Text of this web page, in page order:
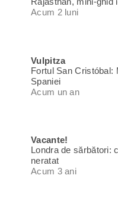
Acum 2 luni
Vulpitza
Fortul San Cristóbal:
Spaniei
Acum un an
Vacante!
Londra de sărbători:
neratat
Acum 3 ani